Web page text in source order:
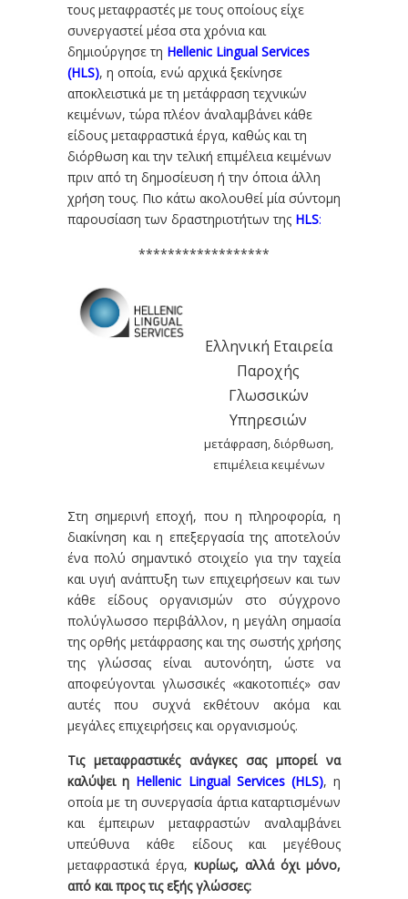
τους μεταφραστές με τους οποίους είχε
συνεργαστεί μέσα στα χρόνια και
δημιούργησε τη Hellenic Lingual Services
(HLS), η οποία, ενώ αρχικά ξεκίνησε
αποκλειστικά με τη μετάφραση τεχνικών
κειμένων, τώρα πλέον άναλαμβάνει κάθε
είδους μεταφραστικά έργα, καθώς και τη
διόρθωση και την τελική επιμέλεια κειμένων
πριν από τη δημοσίευση ή την όποια άλλη
χρήση τους. Πιο κάτω ακολουθεί μία σύντομη
παρουσίαση των δραστηριοτήτων της HLS:
******************
Ελληνική Εταιρεία
Παροχής
Γλωσσικών
Υπηρεσιών
μετάφραση, διόρθωση,
επιμέλεια κειμένων
Στη σημερινή εποχή, που η πληροφορία, η
διακίνηση και η επεξεργασία της αποτελούν
ένα πολύ σημαντικό στοιχείο για την ταχεία
και υγιή ανάπτυξη των επιχειρήσεων και των
κάθε είδους οργανισμών στο σύγχρονο
πολύγλωσσο περιβάλλον, η μεγάλη σημασία
της ορθής μετάφρασης και της σωστής χρήσης
της γλώσσας είναι αυτονόητη, ώστε να
αποφεύγονται γλωσσικές «κακοτοπιές» σαν
αυτές που συχνά εκθέτουν ακόμα και
μεγάλες επιχειρήσεις και οργανισμούς.
Τις μεταφραστικές ανάγκες σας μπορεί να
καλύψει η Hellenic Lingual Services (HLS), η
οποία με τη συνεργασία άρτια καταρτισμένων
και έμπειρων μεταφραστών αναλαμβάνει
υπεύθυνα κάθε είδους και μεγέθους
μεταφραστικά έργα, κυρίως, αλλά όχι μόνο,
από και προς τις εξής γλώσσες: